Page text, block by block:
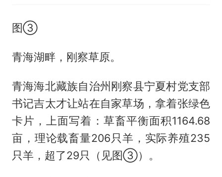
图③
青海湖畔，刚察草原。
青海海北藏族自治州刚察县宁夏村党支部
书记吉太才让站在自家草场，拿着张绿色
卡片，上面写着：草畜平衡面积1164.68
亩，理论载畜量206只羊，实际养殖235
只羊，超了29只（见图③）。